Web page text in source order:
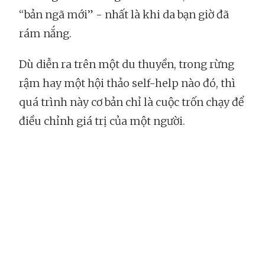
“bản ngã mới” - nhất là khi da bạn giờ đã
rám nắng.
Dù diễn ra trên một du thuyền, trong rừng
rậm hay một hội thảo self-help nào đó, thì
quá trình này cơ bản chỉ là cuộc trốn chạy để
điều chỉnh giá trị của một người.